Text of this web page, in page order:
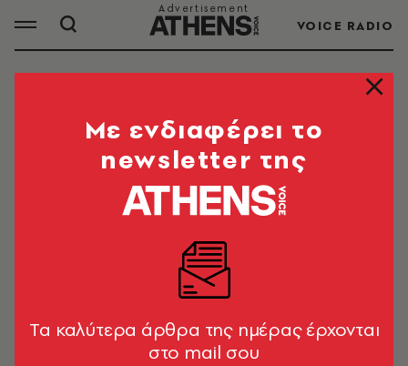
VOICE RADIO
ΔΩΡΟΔΟΚΙΑ
ΟΛΑ ΤΑ ΑΡΘΡΑ ΤΟΥ TAG
ΕΛΛΑΔΑ
Στο φως μηνύματα για φερόμενα
χρηματικά ανταλλάγματα
Mε ενδιαφέρει το
newsletter της
Tα καλύτερα άρθρα της ημέρας έρχονται
στο mail σου